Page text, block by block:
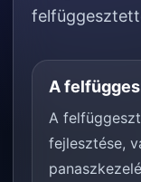
A
A
fejlesztése,